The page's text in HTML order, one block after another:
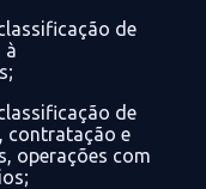
de
à
de
contratação e
operações com